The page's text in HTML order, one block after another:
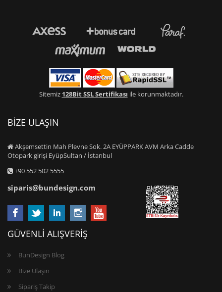
Sitemiz 128Bit SSL Sertifikası ile korunmaktadır.
BİZE ULAŞIN
Akşemsettin Mah Plevne Sok. 2A EYÜPPARK AVM Arka Cadde
Otopark girişi EyüpSultan / İstanbul
+90 552 502 5555
siparis@bundesign.com
GÜVENLİ ALIŞVERİŞ
BunDesign Blog
Bize Ulaşın
Sipariş Takip